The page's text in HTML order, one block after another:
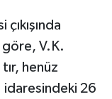
V.K.
henüz
26